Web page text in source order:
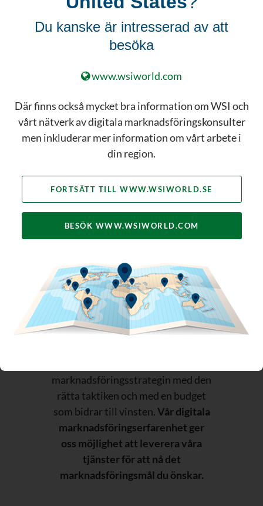
Hör av dig och få
kan hjälpa ditt
företag.
marknadsföringsmål
WSI:s digitala
marknadsföringstjänster är
kapabla att nå olika
marknadsföringsstrategin med den
rätta taktiken och med en budget
som bidrar till vinsten.Vår digitala
marknadsföringserfarenhet ger
oss möjlighet att leverera våra
tjänster för att nå det
marknadsföringsmål du önskar.
Du kanske är intresserad av att
besöka
www.wsiworld.com
Där finns också mycket bra information om WSI och
vårt nätverk av digitala marknadsföringskonsulter
men inkluderar mer information om vårt arbete i
din region.
FORTSÄTT TILL WWW.WSIWORLD.SE
BESÖK WWW.WSIWORLD.COM